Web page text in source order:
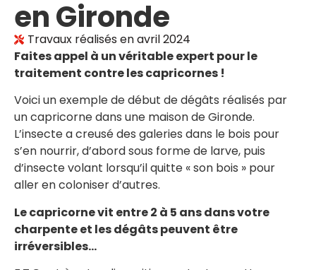
en Gironde
Travaux réalisés enavril 2024
Faites appel à un véritable expert pour le
traitement contre les capricornes !
Voici un exemple de début de dégâts réalisés par
un capricorne dans une maison de Gironde.
L’insecte a creusé des galeries dans le bois pour
s’en nourrir, d’abord sous forme de larve, puis
d’insecte volant lorsqu’il quitte « son bois » pour
aller en coloniser d’autres.
Le capricorne vit entre 2 à 5 ans dans votre
charpente et les dégâts peuvent être
irréversibles…